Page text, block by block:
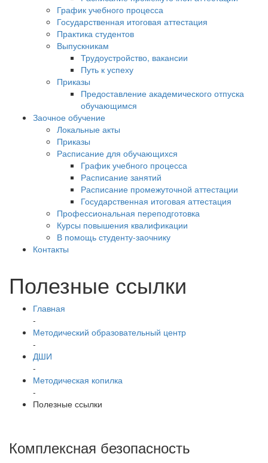
График учебного процесса
Государственная итоговая аттестация
Практика студентов
Выпускникам
Трудоустройство, вакансии
Путь к успеху
Приказы
Предоставление академического отпуска
обучающимся
Заочное обучение
Локальные акты
Приказы
Расписание для обучающихся
График учебного процесса
Расписание занятий
Расписание промежуточной аттестации
Государственная итоговая аттестация
Профессиональная переподготовка
Курсы повышения квалификации
В помощь студенту-заочнику
Контакты
Полезные ссылки
Главная
-
Методический образовательный центр
-
ДШИ
-
Методическая копилка
-
Полезные ссылки
Комплексная безопасность